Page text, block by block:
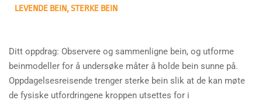
LEVENDE BEIN, STERKE BEIN
Ditt oppdrag: Observere og sammenligne bein, og utforme
beinmodeller for å undersøke måter å holde bein sunne på.
Oppdagelsesreisende trenger sterke bein slik at de kan møte
de fysiske utfordringene kroppen utsettes for i